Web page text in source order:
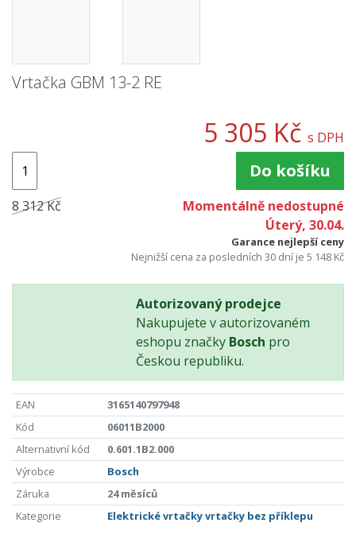
Vrtačka GBM 13-2 RE
5 305 Kč s DPH
Do košíku
8 312 Kč
Momentálně nedostupné
Úterý, 30.04.
Garance nejlepší ceny
Nejnižší cena za posledních 30 dní je 5 148 Kč
Autorizovaný prodejce
Nakupujete v autorizovaném
eshopu značky Bosch pro
Českou republiku.
EAN
3165140797948
Kód
06011B2000
Alternativní kód
0.601.1B2.000
Výrobce
Bosch
Záruka
24 měsíců
Kategorie
Elektrické vrtačky vrtačky bez příklepu